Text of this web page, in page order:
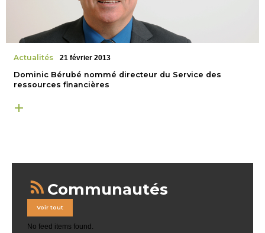
Actualités 21 février 2013
Dominic Bérubé nommé directeur du Service des
ressources financières
Communautés
Voir tout
No feed items found.